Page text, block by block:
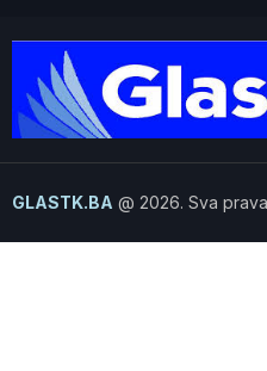
GLASTK.BA @ 2026. Sva